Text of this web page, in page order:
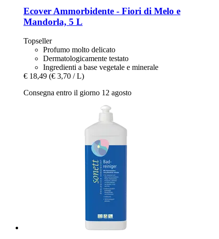
EcoverAmmorbidente -​ Fiori di Melo e
Mandorla, 5 L
Topseller
Profumo molto delicato
Dermatologicamente testato
Ingredienti a base vegetale e minerale
€ 18,49 (€ 3,70 / L)
Consegna entro il giorno 12 agosto